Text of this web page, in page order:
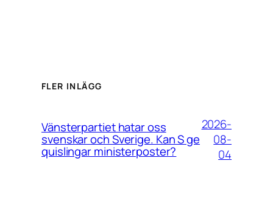
FLER INLÄGG
Vänsterpartiet hatar oss
svenskar och Sverige. Kan S ge
quislingar ministerposter?
2026-
08-
04